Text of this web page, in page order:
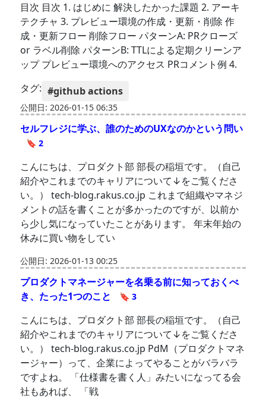
目次 目次 1. はじめに 解決したかった課題 2. アーキ
テクチャ 3. プレビュー環境の作成・更新・削除 作
成・更新フロー 削除フロー パターンA: PRクローズ
or ラベル削除 パターンB: TTLによる定期クリーンア
ップ プレビュー環境へのアクセス PRコメント例 4.
タグ: #github actions
公開日: 2026-01-15 06:35
セルフレジに学ぶ、誰のためのUXなのかという問い
🔖 2
こんにちは、プロダクト部 部長の稲垣です。（自己
紹介やこれまでのキャリアについて↓をご覧くださ
い。） tech-blog.rakus.co.jp これまで組織やマネジ
メントの話を書くことが多かったのですが、以前か
ら少し気になっていたことがあります。 年末年始の
休みに買い物をしてい
公開日: 2026-01-13 00:25
プロダクトマネージャーを名乗る前に知っておくべ
き、たった1つのこと
🔖 3
こんにちは、プロダクト部 部長の稲垣です。（自己
紹介やこれまでのキャリアについて↓をご覧くださ
い。） tech-blog.rakus.co.jp PdM（プロダクトマネ
ージャー）って、企業によってやることがバラバラ
ですよね。 「仕様書を書く人」みたいになってる会
社もあれば、 「戦